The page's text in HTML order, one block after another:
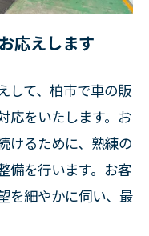
応えします
して、柏市で車の販
応をいたします。お
けるために、熟練の
備を行います。お客
を細やかに伺い、最